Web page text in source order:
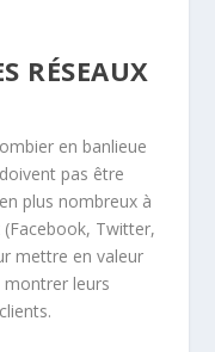
RÉSEAUX
en banlieue
pas être
plus nombreux à
Twitter,
mettre en valeur
leurs